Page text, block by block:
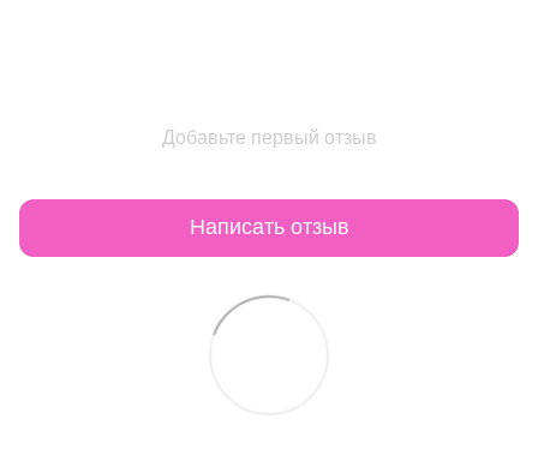
Добавьте первый отзыв
Написать отзыв